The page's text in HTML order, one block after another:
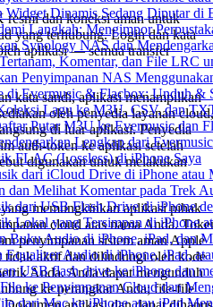
Widget Dinamis Sedang Diputar
Langkah: Mengimpor
Synology NAS dan
Komentar, dan File LRC
Penyimpanan NAS
di Evermusic & Flacbox: Unduh &
Lagu ke M3U, CSV, dan
Putar M3U ke Evermusic dan
Lengkap dari
FLAC (Lossless) di iPhone Saya
dari iCloud Drive di iPhone atau
dan Melihat Komentar pada Trek
dari USB Flash Drive di iPhone
Lokal yang Tersimpan di iPhone
Buku Audio di iPhone, iPad, dan
Equalizer Audio di iPhone, iPad,
USB flash drive ke iPhone dan
ke Penyimpanan Cloud dan
dari Mac ke iPhone atau iPad
dan koneksi aman untuk
yang terhubung. Login dan kata
aplikasi — semua transfer
kata sandi, aplikasi menampilkan
oleh penyedia layanan cloud,
di luar aplikasi. Penyedia
auth-token ke aplikasi setelah
digunakan untuk melakukan
memungkinkan aplikasi pihak
cloud atas nama Anda.
penyimpanan sistem aman Apple
tidak aktif dan dilindungi oleh kode
Anda. Anda dapat mengunduh
ke perangkat Anda; file-file